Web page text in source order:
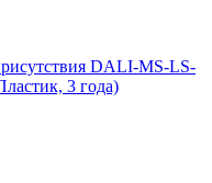
DALI-MS-LS-
3 года)